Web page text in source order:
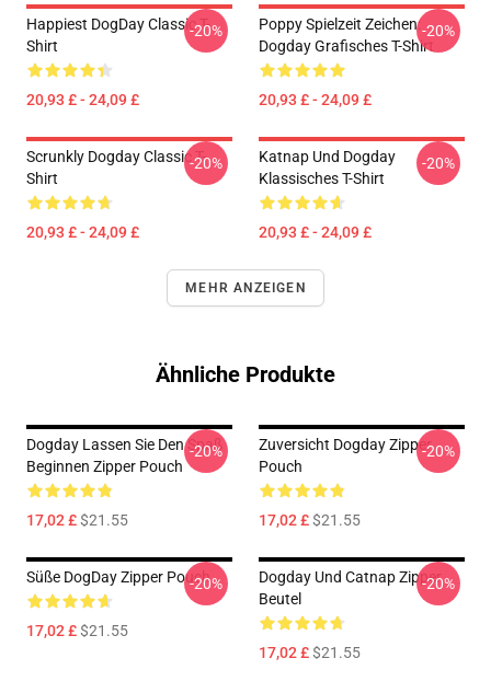
Happiest DogDay Classic T-
Shirt
20,93 £ - 24,09 £
-20%
Poppy Spielzeit Zeichen:
Dogday Grafisches T-Shirt
20,93 £ - 24,09 £
-20%
Scrunkly Dogday Classic T-
Shirt
20,93 £ - 24,09 £
-20%
Katnap Und Dogday
Klassisches T-Shirt
20,93 £ - 24,09 £
-20%
MEHR ANZEIGEN
Ähnliche Produkte
Dogday Lassen Sie Den Spaß
Beginnen Zipper Pouch
17,02 £$21.55
-20%
Zuversicht Dogday Zipper
Pouch
17,02 £$21.55
-20%
Süße DogDay Zipper Pouch
17,02 £$21.55
-20%
Dogday Und Catnap Zipper
Beutel
17,02 £$21.55
-20%